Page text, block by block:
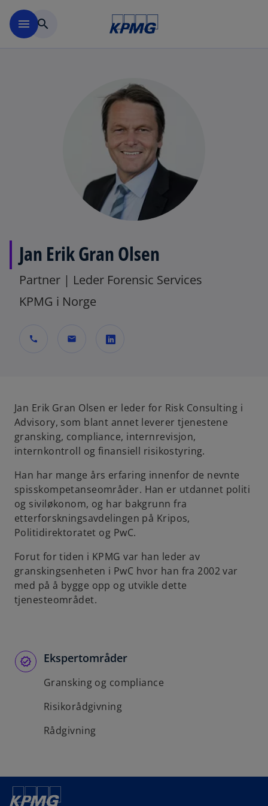
menu search
Jan Erik Gran Olsen
Partner | Leder Forensic Services
KPMG i Norge
call mail
n
s
i
n
n
e
w
t
a
b
Jan Erik Gran Olsen er leder for Risk Consulting i
Advisory, som blant annet leverer tjenestene
gransking, compliance, internrevisjon,
internkontroll og finansiell risikostyring.
Han har mange års erfaring innenfor de nevnte
spisskompetanseområder. Han er utdannet politi
og siviløkonom, og har bakgrunn fra
etterforskningsavdelingen på Kripos,
Politidirektoratet og PwC.
Forut for tiden i KPMG var han leder av
granskingsenheten i PwC hvor han fra 2002 var
med på å bygge opp og utvikle dette
tjenesteområdet.
Ekspertområder
Gransking og compliance
Risikorådgivning
Rådgivning